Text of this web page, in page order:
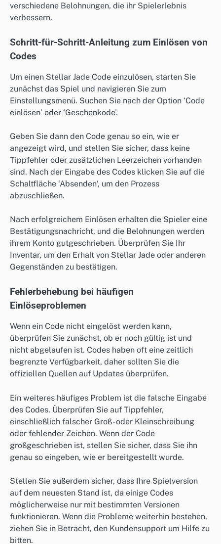
verschiedene Belohnungen, die ihr Spielerlebnis
verbessern.
Schritt-für-Schritt-Anleitung zum Einlösen von
Codes
Um einen Stellar Jade Code einzulösen, starten Sie
zunächst das Spiel und navigieren Sie zum
Einstellungsmenü. Suchen Sie nach der Option ‘Code
einlösen’ oder ‘Geschenkode’.
Geben Sie dann den Code genau so ein, wie er
angezeigt wird, und stellen Sie sicher, dass keine
Tippfehler oder zusätzlichen Leerzeichen vorhanden
sind. Nach der Eingabe des Codes klicken Sie auf die
Schaltfläche ‘Absenden’, um den Prozess
abzuschließen.
Nach erfolgreichem Einlösen erhalten die Spieler eine
Bestätigungsnachricht, und die Belohnungen werden
ihrem Konto gutgeschrieben. Überprüfen Sie Ihr
Inventar, um den Erhalt von Stellar Jade oder anderen
Gegenständen zu bestätigen.
Fehlerbehebung bei häufigen
Einlöseproblemen
Wenn ein Code nicht eingelöst werden kann,
überprüfen Sie zunächst, ob er noch gültig ist und
nicht abgelaufen ist. Codes haben oft eine zeitlich
begrenzte Verfügbarkeit, daher sollten Sie die
offiziellen Quellen auf Updates überprüfen.
Ein weiteres häufiges Problem ist die falsche Eingabe
des Codes. Überprüfen Sie auf Tippfehler,
einschließlich falscher Groß- oder Kleinschreibung
oder fehlender Zeichen. Wenn der Code
großgeschrieben ist, stellen Sie sicher, dass Sie ihn
genau so eingeben, wie er bereitgestellt wurde.
Stellen Sie außerdem sicher, dass Ihre Spielversion
auf dem neuesten Stand ist, da einige Codes
möglicherweise nur mit bestimmten Versionen
funktionieren. Wenn die Probleme weiterhin bestehen,
ziehen Sie in Betracht, den Kundensupport um Hilfe zu
bitten.